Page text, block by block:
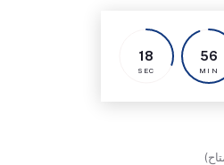
56
MIN
17
SEC